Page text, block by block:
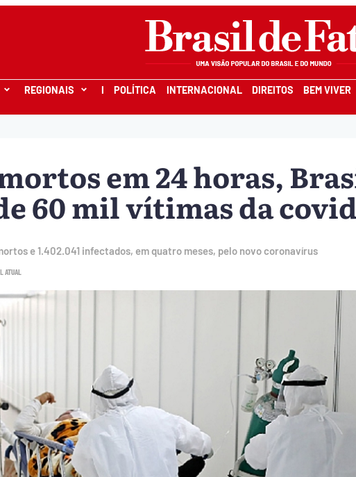
REGIONAIS I POLÍTICA INTERNACIONAL DIREITOS BEM VIVER
em 24 horas,
60 mil vítimas da
e 1.402.041 infectados, em quatro meses, pelo novo coronavírus
ATUAL